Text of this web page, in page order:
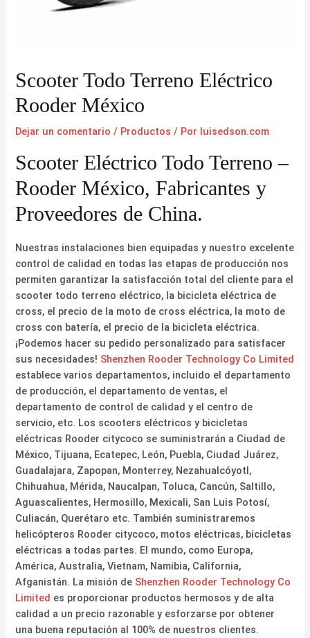
Scooter Todo Terreno Eléctrico
Rooder México
Dejar un comentario / Productos / Por luisedson.com
Scooter Eléctrico Todo Terreno –
Rooder México, Fabricantes y
Proveedores de China.
Nuestras instalaciones bien equipadas y nuestro excelente
control de calidad en todas las etapas de producción nos
permiten garantizar la satisfacción total del cliente para el
scooter todo terreno eléctrico, la bicicleta eléctrica de
cross, el precio de la moto de cross eléctrica, la moto de
cross con batería, el precio de la bicicleta eléctrica.
¡Podemos hacer su pedido personalizado para satisfacer
sus necesidades! Shenzhen Rooder Technology Co Limited
establece varios departamentos, incluido el departamento
de producción, el departamento de ventas, el
departamento de control de calidad y el centro de
servicio, etc. Los scooters eléctricos y bicicletas
eléctricas Rooder citycoco se suministrarán a Ciudad de
México, Tijuana, Ecatepec, León, Puebla, Ciudad Juárez,
Guadalajara, Zapopan, Monterrey, Nezahualcóyotl,
Chihuahua, Mérida, Naucalpan, Toluca, Cancún, Saltillo,
Aguascalientes, Hermosillo, Mexicali, San Luis Potosí,
Culiacán, Querétaro etc. También suministraremos
helicópteros Rooder citycoco, motos eléctricas, bicicletas
eléctricas a todas partes. El mundo, como Europa,
América, Australia, Vietnam, Namibia, California,
Afganistán. La misión de Shenzhen Rooder Technology Co
Limited es proporcionar productos hermosos y de alta
calidad a un precio razonable y esforzarse por obtener
una buena reputación al 100% de nuestros clientes.